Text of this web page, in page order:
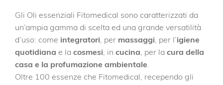
Gli Oli essenziali Fitomedical sono caratterizzati da
un’ampia gamma di scelta ed una grande versatilità
d’uso: come integratori , per massaggi , per l’igiene
quotidiana e la cosmesi , in cucina , per la cura della
casa e la profumazione ambientale
Oltre 100 essenze che Fitomedical, recependo gli